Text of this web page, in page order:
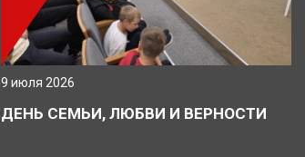
9 июля 2026
ДЕНЬ СЕМЬИ, ЛЮБВИ И ВЕРНОСТИ